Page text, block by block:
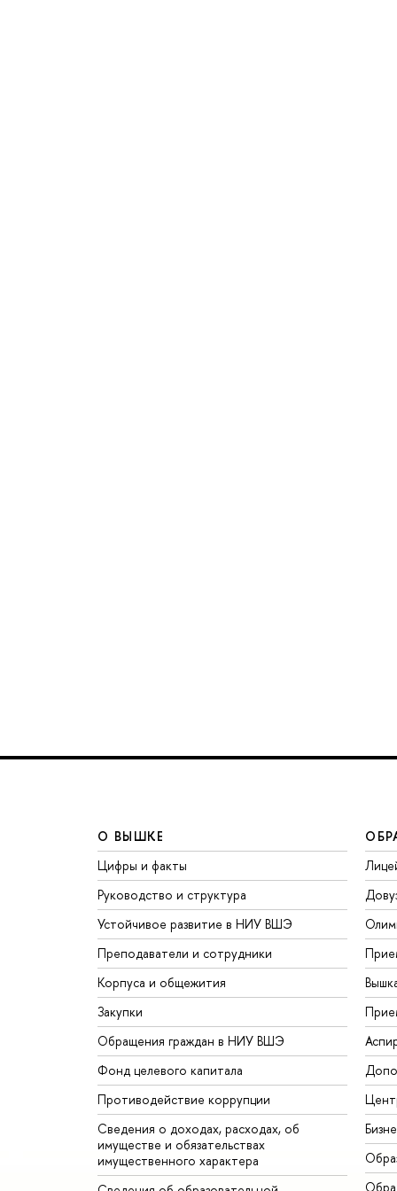
О ВЫШКЕ
Цифры и факты
Руководство и структура
Устойчивое развитие в НИУ ВШЭ
Преподаватели и сотрудники
Корпуса и общежития
Закупки
Обращения граждан в НИУ ВШЭ
Фонд целевого капитала
Противодействие коррупции
Сведения о доходах, расходах, об
имуществе и обязательствах
имущественного характера